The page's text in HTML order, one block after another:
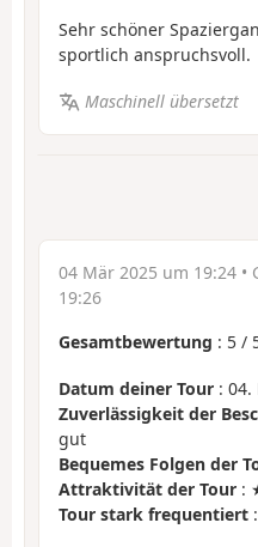
Sehr schöner
sportlich anspruchsvoll.
Maschinell übersetzt
04 Mär 2025 um 19:24 •
19:26
Gesamtbewertung : 5 /
Datum deiner Tour : 04.
Zuverlässigkeit der
gut
Bequemes Folgen der
Attraktivität der Tour :
Tour stark frequentiert